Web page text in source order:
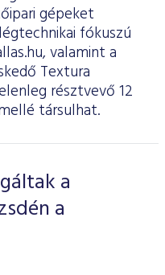
gépeket
fókuszú
valamint a
Textura
résztvevő 12
társulhat.
a
a